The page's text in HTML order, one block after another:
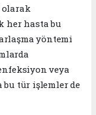
olarak
her hasta bu
yöntemi
veya
tür işlemler de